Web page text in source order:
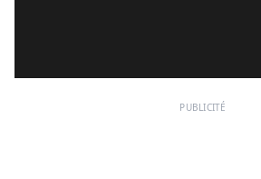
PUBLICITÉ